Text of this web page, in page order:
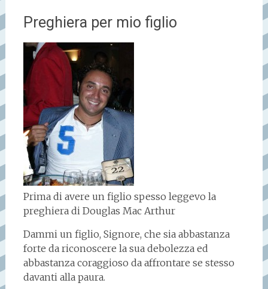
Preghiera per mio figlio
Prima di avere un figlio spesso leggevo la
preghiera di Douglas Mac Arthur
Dammi un figlio, Signore, che sia abbastanza
forte da riconoscere la sua debolezza ed
abbastanza coraggioso da affrontare se stesso
davanti alla paura.